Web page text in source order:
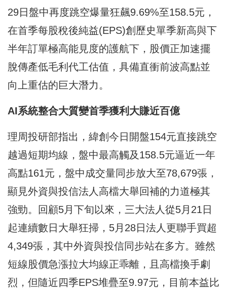
29日盤中再度跳空爆量狂飆9.69%至158.5元，
在首季每股稅後純益(EPS)創歷史單季新高與下
半年訂單極高能見度的護航下，股價正加速擺
脫傳產低毛利代工估值，具備直衝前波高點並
向上重估的巨大潛力。
AI系統整合大質變首季獲利大賺近百億
理周投研部指出，緯創今日開盤154元直接跳空
越過短期均線，盤中最高觸及158.5元逼近一年
高點161元，盤中成交量同步放大至78,679張，
顯見外資與投信法人高檔大舉回補的力道極其
強勁。回顧5月下旬以來，三大法人從5月21日
起連續數日大舉狂掃，5月28日法人更聯手買超
4,349張，其中外資與投信同步站在多方。雖然
短線股價急漲拉大均線正乖離，且高檔換手劇
烈，但隨近四季EPS堆疊至9.97元，目前本益比